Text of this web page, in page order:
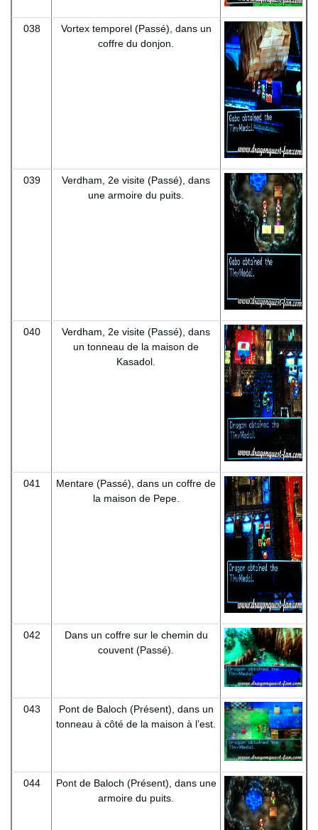
038
Vortex temporel (Passé), dans un
coffre du donjon.
039
Verdham, 2e visite (Passé), dans
une armoire du puits.
040
Verdham, 2e visite (Passé), dans
un tonneau de la maison de
Kasadol.
041
Mentare (Passé), dans un coffre de
la maison de Pepe.
042
Dans un coffre sur le chemin du
couvent (Passé).
043
Pont de Baloch (Présent), dans un
tonneau à côté de la maison à l’est.
044
Pont de Baloch (Présent), dans une
armoire du puits.